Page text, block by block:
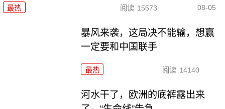
最热 阅读 15573 08-05
暴风来袭，这局决不能输，想赢
一定要和中国联手
最热 阅读 14140
河水干了，欧洲的底裤露出来